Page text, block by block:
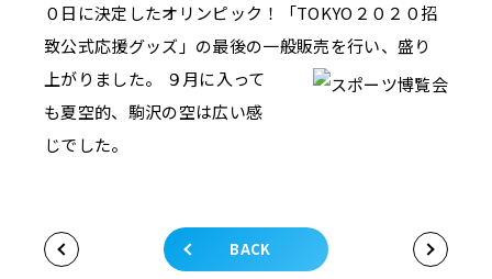
０日に決定したオリンピック！「TOKYO２０２０招
致公式応援グッズ」の最後の一般販売を行い、盛り
上がりました。
９月に入って
も夏空的、駒沢の空は広い感
じでした。
BACK